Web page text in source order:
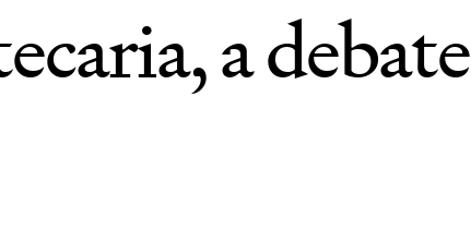
a debate